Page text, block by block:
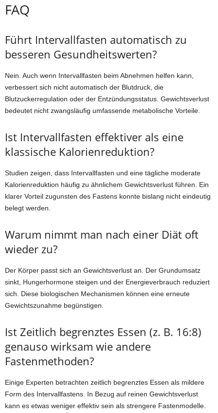
FAQ
Führt Intervallfasten automatisch zu
besseren Gesundheitswerten?
Nein. Auch wenn Intervallfasten beim Abnehmen helfen kann,
verbessert sich nicht automatisch der Blutdruck, die
Blutzuckerregulation oder der Entzündungsstatus. Gewichtsverlust
bedeutet nicht zwangsläufig umfassende metabolische Vorteile.
Ist Intervallfasten effektiver als eine
klassische Kalorienreduktion?
Studien zeigen, dass Intervallfasten und eine tägliche moderate
Kalorienreduktion häufig zu ähnlichem Gewichtsverlust führen. Ein
klarer Vorteil zugunsten des Fastens konnte bislang nicht eindeutig
belegt werden.
Warum nimmt man nach einer Diät oft
wieder zu?
Der Körper passt sich an Gewichtsverlust an. Der Grundumsatz
sinkt, Hungerhormone steigen und der Energieverbrauch reduziert
sich. Diese biologischen Mechanismen können eine erneute
Gewichtszunahme begünstigen.
Ist Zeitlich begrenztes Essen (z. B. 16:8)
genauso wirksam wie andere
Fastenmethoden?
Einige Experten betrachten zeitlich begrenztes Essen als mildere
Form des Intervallfastens. In Bezug auf reinen Gewichtsverlust
kann es etwas weniger effektiv sein als strengere Fastenmodelle.